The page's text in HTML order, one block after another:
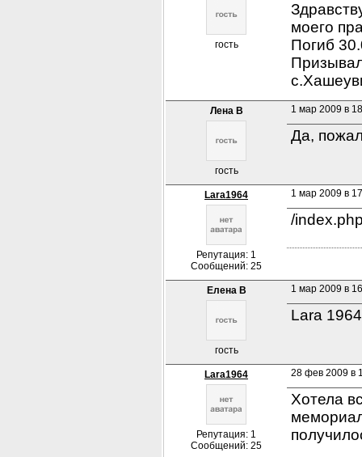
гость
моего
Погиб
Лена В
гость
1 мар 2009 в
Да,
Lara1964
Репутация: 1
Сообщений: 25
1 мар 2009 в
/
Елена В
гость
1 мар 2009 в
Lara
Lara1964
Репутация: 1
Сообщений: 25
28 фев 2009 в
Хотела